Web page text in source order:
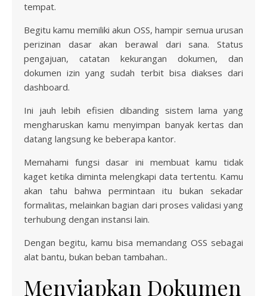
tempat.
Begitu kamu memiliki akun OSS, hampir semua urusan
perizinan dasar akan berawal dari sana. Status
pengajuan, catatan kekurangan dokumen, dan
dokumen izin yang sudah terbit bisa diakses dari
dashboard.
Ini jauh lebih efisien dibanding sistem lama yang
mengharuskan kamu menyimpan banyak kertas dan
datang langsung ke beberapa kantor.
Memahami fungsi dasar ini membuat kamu tidak
kaget ketika diminta melengkapi data tertentu. Kamu
akan tahu bahwa permintaan itu bukan sekadar
formalitas, melainkan bagian dari proses validasi yang
terhubung dengan instansi lain.
Dengan begitu, kamu bisa memandang OSS sebagai
alat bantu, bukan beban tambahan..
Menyiapkan Dokumen